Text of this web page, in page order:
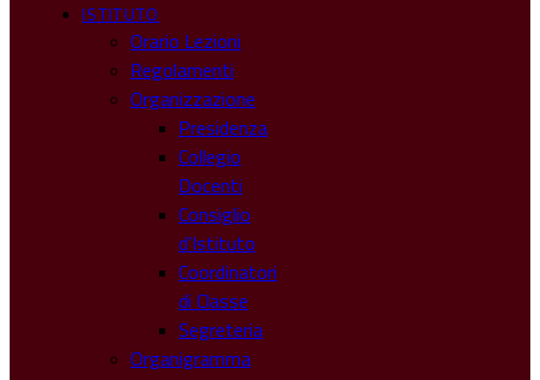
ISTITUTO
Orario Lezioni
Regolamenti
Organizzazione
Presidenza
Collegio
Docenti
Consiglio
d’Istituto
Coordinatori
di Classe
Segreteria
Organigramma